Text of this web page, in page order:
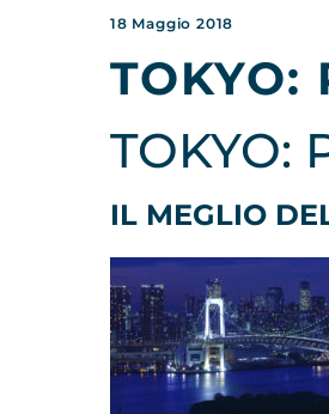
18 Maggio 2018
TOKYO:
TOKYO:
IL MEGLIO